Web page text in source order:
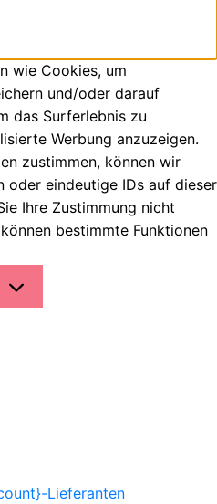
wie Cookies, um
und/oder darauf
das Surferlebnis zu
Werbung anzuzeigen.
zustimmen, können wir
oder eindeutige IDs auf dieser
Ihre Zustimmung nicht
bestimmte Funktionen
Lieferanten